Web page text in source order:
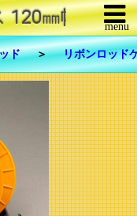
120㎜幅用（
menu
ド ＞ リボンロッド